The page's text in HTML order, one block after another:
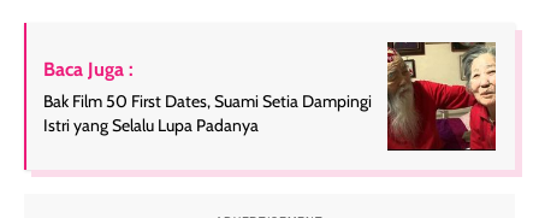
Baca Juga :
Bak Film 50 First Dates, Suami Setia Dampingi
Istri yang Selalu Lupa Padanya